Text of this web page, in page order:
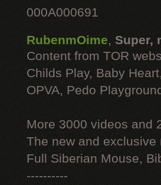
000A000691
RubenmOime, Super,
Content from TOR
Childs Play, Baby
OPVA, Pedo
More 3000 videos and
The new and
Full Siberian Mouse,
----------